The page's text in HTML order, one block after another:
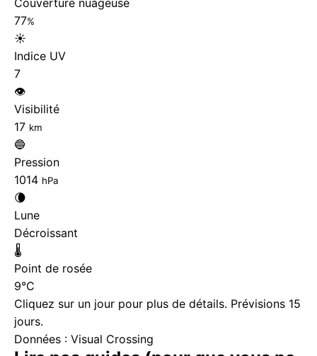
77%
☀️
Indice UV
7
👁️
Visibilité
17 km
🔵
Pression
1014 hPa
🌘
Lune
Décroissant
🌡️
Point de rosée
9°C
Cliquez sur un jour pour plus de détails. Prévisions 15
jours.
Données : Visual Crossing